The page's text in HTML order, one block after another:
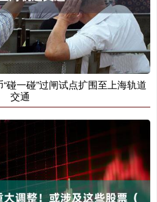
碰一碰”过闸试点扩围至上海轨道
交通